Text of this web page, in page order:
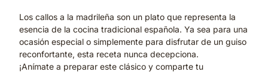
Los callos a la madrileña son un plato que representa la
esencia de la cocina tradicional española. Ya sea para una
ocasión especial o simplemente para disfrutar de un guiso
reconfortante, esta receta nunca decepciona.
¡Anímate a preparar este clásico y comparte tu